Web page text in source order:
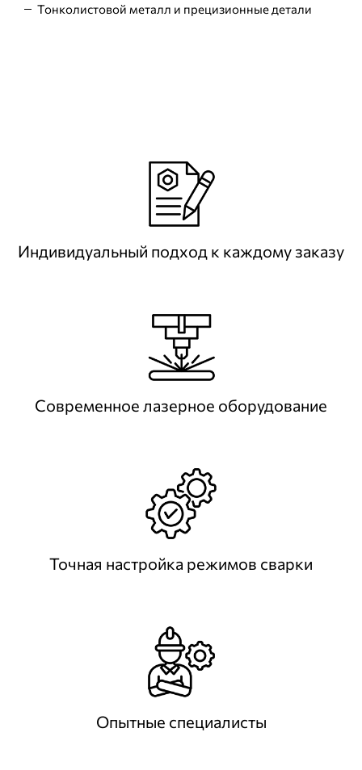
Тонколистовой металл и прецизионные детали
Индивидуальный подход к каждому заказу
Современное лазерное оборудование
Точная настройка режимов сварки
Опытные специалисты